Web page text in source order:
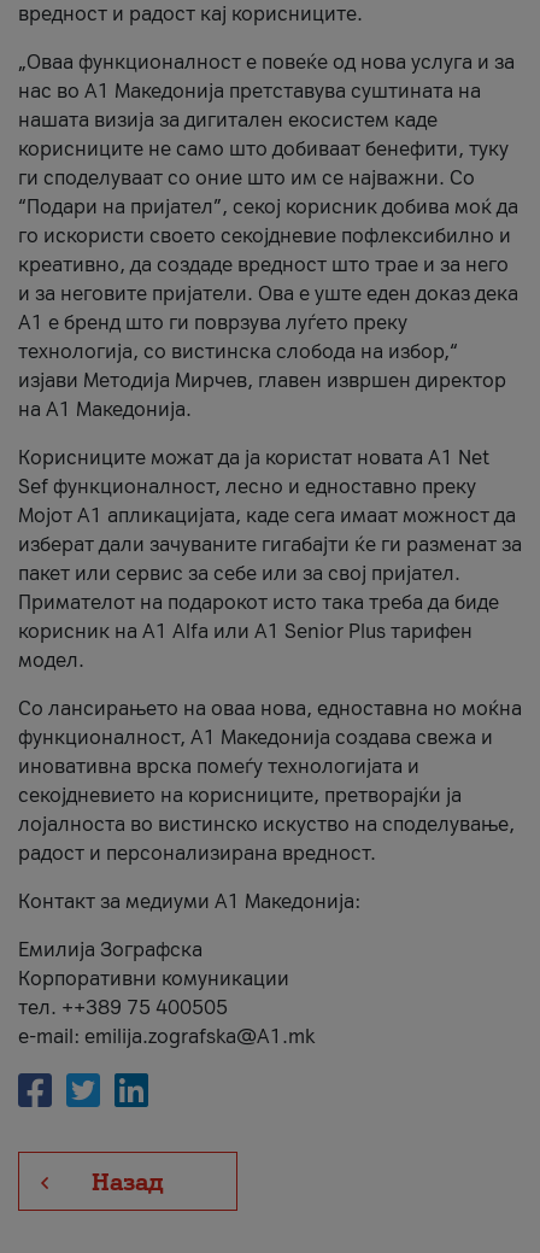
вредност и радост кај корисниците.
„Оваа функционалност е повеќе од нова услуга и за
нас во А1 Македонија претставува суштината на
нашата визија за дигитален екосистем каде
корисниците не само што добиваат бенефити, туку
ги споделуваат со оние што им се најважни. Со
“Подари на пријател”, секој корисник добива моќ да
го искористи своето секојдневие пофлексибилно и
креативно, да создаде вредност што трае и за него
и за неговите пријатели. Ова е уште еден доказ дека
А1 е бренд што ги поврзува луѓето преку
технологија, со вистинска слобода на избор,“
изјави Методија Мирчев, главен извршен директор
на А1 Македонија.
Корисниците можат да ја користат новата А1 Net
Sef функционалност, лесно и едноставно преку
Мојот А1 апликацијата, каде сега имаат можност да
изберат дали зачуваните гигабајти ќе ги разменат за
пакет или сервис за себе или за свој пријател.
Примателот на подарокот исто така треба да биде
корисник на А1 Alfa или A1 Senior Plus тарифен
модел.
Со лансирањето на оваа нова, едноставна но моќна
функционалност, А1 Македонија создава свежа и
иновативна врска помеѓу технологијата и
секојдневието на корисниците, претворајќи ја
лојалноста во вистинско искуство на споделување,
радост и персонализирана вредност.
Контакт за медиуми А1 Македонија:
Емилија Зографска
Корпоративни комуникации
тел. ++389 75 400505
e-mail: emilija.zografska@A1.mk
Назад